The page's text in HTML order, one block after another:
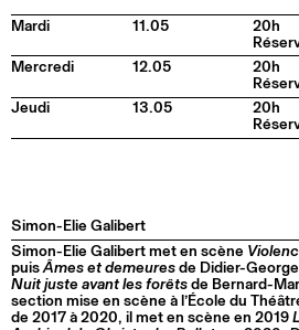
Mardi 11.05
20h
Mercredi
12.05
20h
Jeudi
13.05
20h
Simon-Elie Galibert
Simon-Elie Galibert met en scène
puis Âmes et demeures de Didier-
Nuit juste avant les forêts de Bernard-
section mise en scène à l’École du
de 2017 à 2020, il met en scène en 2019